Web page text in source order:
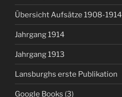
Übersicht Aufsätze 1908-1914
Jahrgang 1914
Jahrgang 1913
Lansburghs erste Publikation
Google Books (3)